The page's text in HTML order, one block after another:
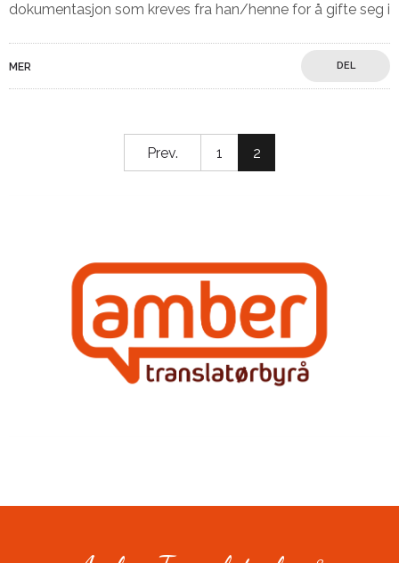
dokumentasjon som kreves fra han/henne for å gifte seg i
MER DEL
Prev. 1 2